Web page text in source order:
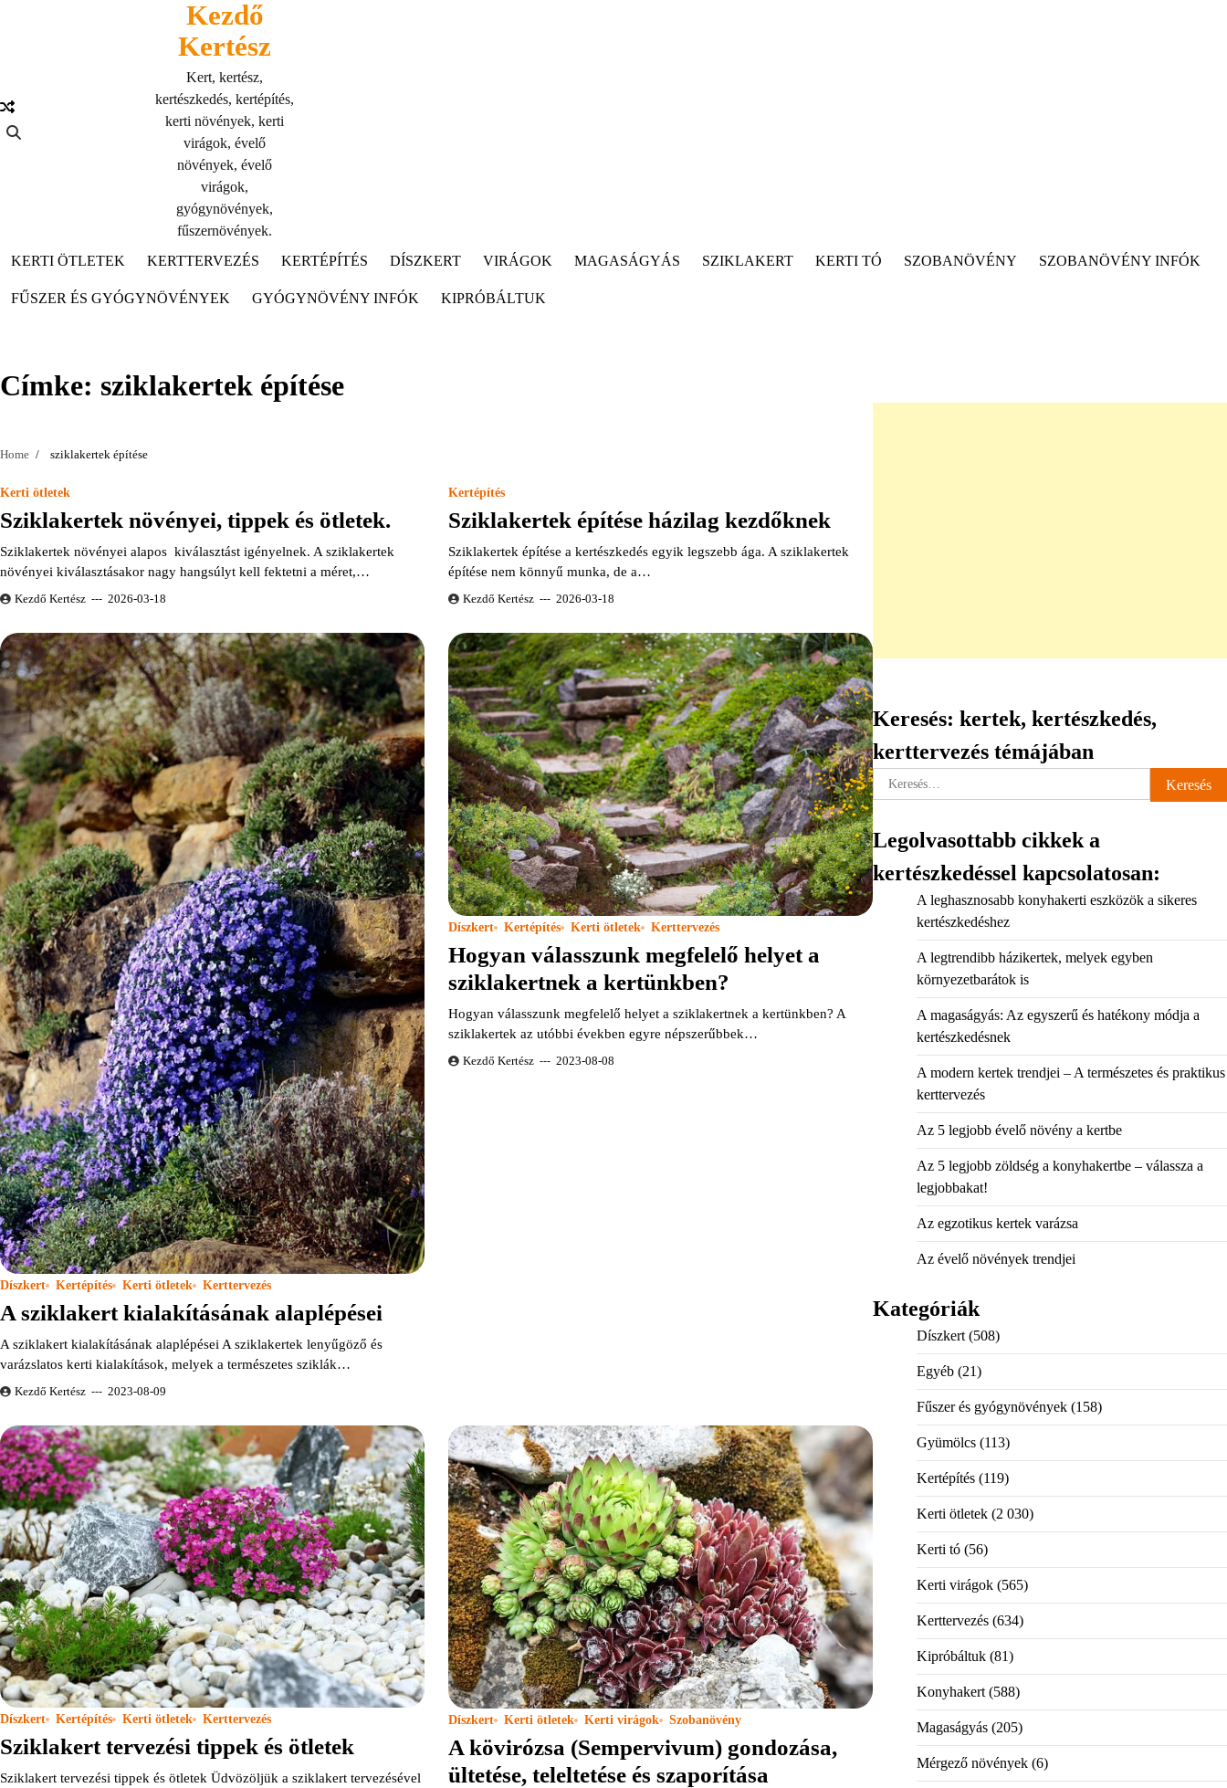
Kezdő
Kertész
Kert, kertész,
kertészkedés, kertépítés,
kerti növények, kerti
virágok, évelő
növények, évelő
virágok,
gyógynövények,
fűszernövények.
KERTI ÖTLETEK
KERTTERVEZÉS KERTÉPÍTÉS DÍSZKERT VIRÁGOK MAGASÁGYÁS SZIKLAKERT KERTI TÓ SZOBANÖVÉNY SZOBANÖVÉNY INFÓK
FŰSZER ÉS GYÓGYNÖVÉNYEK GYÓGYNÖVÉNY INFÓK KIPRÓBÁLTUK
Címke: sziklakertek építése
Home sziklakertek építése
Kerti ötletek
Sziklakertek növényei, tippek és ötletek.
Sziklakertek növényei alapos kiválasztást igényelnek. A sziklakertek
növényei kiválasztásakor nagy hangsúlyt kell fektetni a méret,…
Kezdő Kertész 2026-03-18
Kertépítés
Sziklakertek építése házilag kezdőknek
Sziklakertek építése a kertészkedés egyik legszebb ága. A sziklakertek
építése nem könnyű munka, de a…
Kezdő Kertész 2026-03-18
Díszkert Kertépítés Kerti ötletek Kerttervezés
A sziklakert kialakításának alaplépései
A sziklakert kialakításának alaplépései A sziklakertek lenyűgöző és
varázslatos kerti kialakítások, melyek a természetes sziklák…
Kezdő Kertész 2023-08-09
Díszkert Kertépítés Kerti ötletek Kerttervezés
Hogyan válasszunk megfelelő helyet a
sziklakertnek a kertünkben?
Hogyan válasszunk megfelelő helyet a sziklakertnek a kertünkben? A
sziklakertek az utóbbi években egyre népszerűbbek…
Kezdő Kertész 2023-08-08
Díszkert Kertépítés Kerti ötletek Kerttervezés
Sziklakert tervezési tippek és ötletek
Sziklakert tervezési tippek és ötletek Üdvözöljük a sziklakert tervezésével
Díszkert Kerti ötletek Kerti virágok Szobanövény
A kövirózsa (Sempervivum) gondozása,
ültetése, teleltetése és szaporítása
Keresés: kertek, kertészkedés,
kerttervezés témájában
Keresés:
Legolvasottabb cikkek a
kertészkedéssel kapcsolatosan:
A leghasznosabb konyhakerti eszközök a sikeres
kertészkedéshez
A legtrendibb házikertek, melyek egyben
környezetbarátok is
A magaságyás: Az egyszerű és hatékony módja a
kertészkedésnek
A modern kertek trendjei – A természetes és praktikus
kerttervezés
Az 5 legjobb évelő növény a kertbe
Az 5 legjobb zöldség a konyhakertbe – válassza a
legjobbakat!
Az egzotikus kertek varázsa
Az évelő növények trendjei
Kategóriák
Díszkert(508)
Egyéb(21)
Fűszer és gyógynövények(158)
Gyümölcs(113)
Kertépítés(119)
Kerti ötletek(2 030)
Kerti tó(56)
Kerti virágok(565)
Kerttervezés(634)
Kipróbáltuk(81)
Konyhakert(588)
Magaságyás(205)
Mérgező növények(6)